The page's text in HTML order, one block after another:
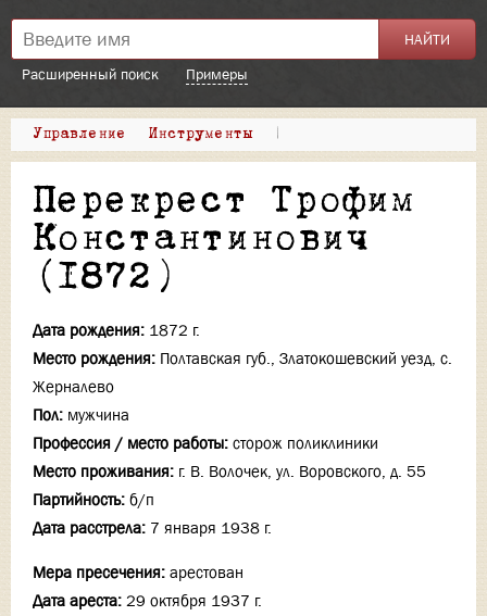
Расширенный поиск Примеры
Управление Инструменты |
Перекрест Трофим
Константинович
(1872)
Дата рождения: 1872 г.
Место рождения: Полтавская губ., Златокошевский уезд, с.
Жерналево
Пол: мужчина
Профессия / место работы: сторож поликлиники
Место проживания: г. В. Волочек, ул. Воровского, д. 55
Партийность: б/п
Дата расстрела: 7 января 1938 г.
Мера пресечения: арестован
Дата ареста: 29 октября 1937 г.